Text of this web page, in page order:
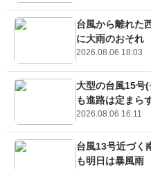
台風から離れた
に大雨のおそれ
2026.08.06 18:03
大型の台風15
も進路は定まら
2026.08.06 16:11
台風13号近づ
も明日は暴風雨